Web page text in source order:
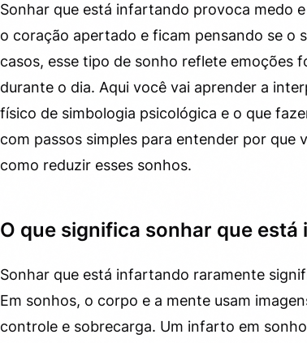
Como interpretar o sonho passo a passo
2.1.Exemplos práticos
O que fazer ao acordar
4. Quando procurar ajuda profissional
4.1. Intervenções que ajudam
5.1. Estratégia prática para reduzir sonhos de infarto
6. Quando o sonho traz uma mensagem útil
Recursos e leitura complementar
Sonhar que está infartando provoca medo
o coração apertado e ficam pensando se o
casos, esse tipo de sonho reflete emoções
durante o dia. Aqui você vai aprender a
físico de simbologia psicológica e o que
com passos simples para entender por
como reduzir esses sonhos.
O que significa sonhar que
Sonhar que está infartando raramente
Em sonhos, o corpo e a mente usam
controle e sobrecarga. Um infarto em